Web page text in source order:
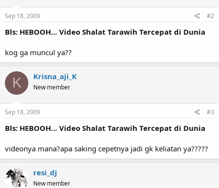
Sep 18, 2009 #2
Bls: HEBOOH… Video Shalat Tarawih Tercepat di Dunia
kog ga muncul ya??
K Krisna_aji_K
New member
Sep 18, 2009 #3
Bls: HEBOOH… Video Shalat Tarawih Tercepat di Dunia
videonya mana?apa saking cepetnya jadi gk keliatan ya?????
resi_dj
New member